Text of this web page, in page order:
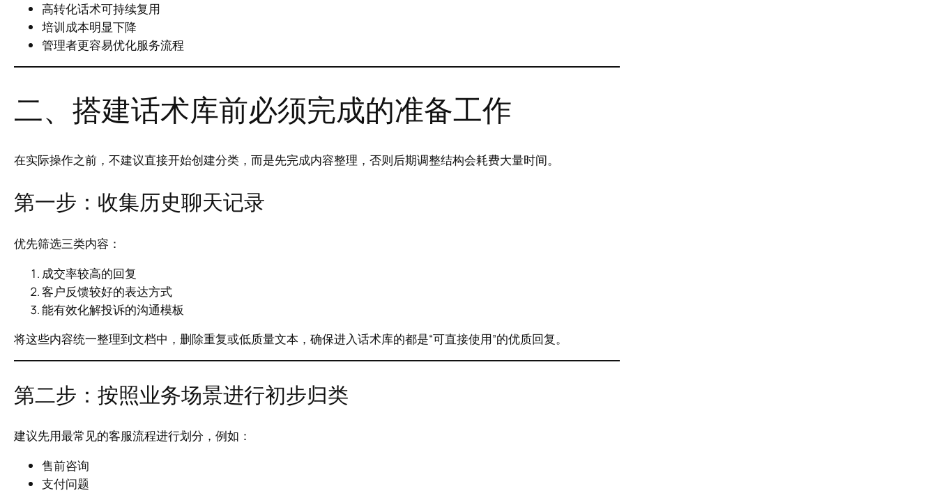
高转化话术可持续复用
培训成本明显下降
管理者更容易优化服务流程
二、搭建话术库前必须完成的准备工作
在实际操作之前，不建议直接开始创建分类，而是先完成内容整理，否则后期调整结构会耗费大量时间。
第一步：收集历史聊天记录
优先筛选三类内容：
成交率较高的回复
客户反馈较好的表达方式
能有效化解投诉的沟通模板
将这些内容统一整理到文档中，删除重复或低质量文本，确保进入话术库的都是“可直接使用”的优质回复。
第二步：按照业务场景进行初步归类
建议先用最常见的客服流程进行划分，例如：
售前咨询
支付问题